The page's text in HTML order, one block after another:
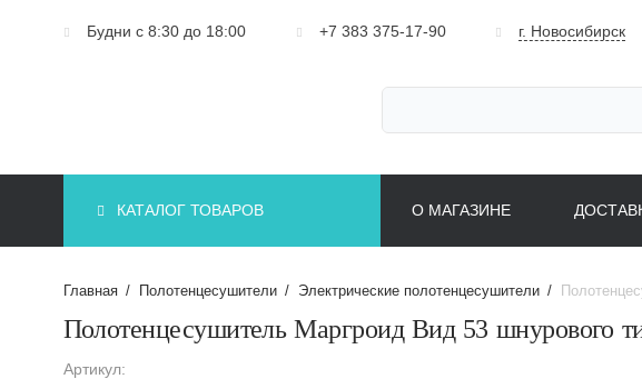
Будни с 8:30 до 18:00 +7 383 375-17-90 г. Новосибирск
КАТАЛОГ ТОВАРОВ О МАГАЗИНЕ
Главная / Полотенцесушители / Электрические полотенцесушители /
Полотенцесушитель Маргроид Вид 53 шнурового
Артикул: